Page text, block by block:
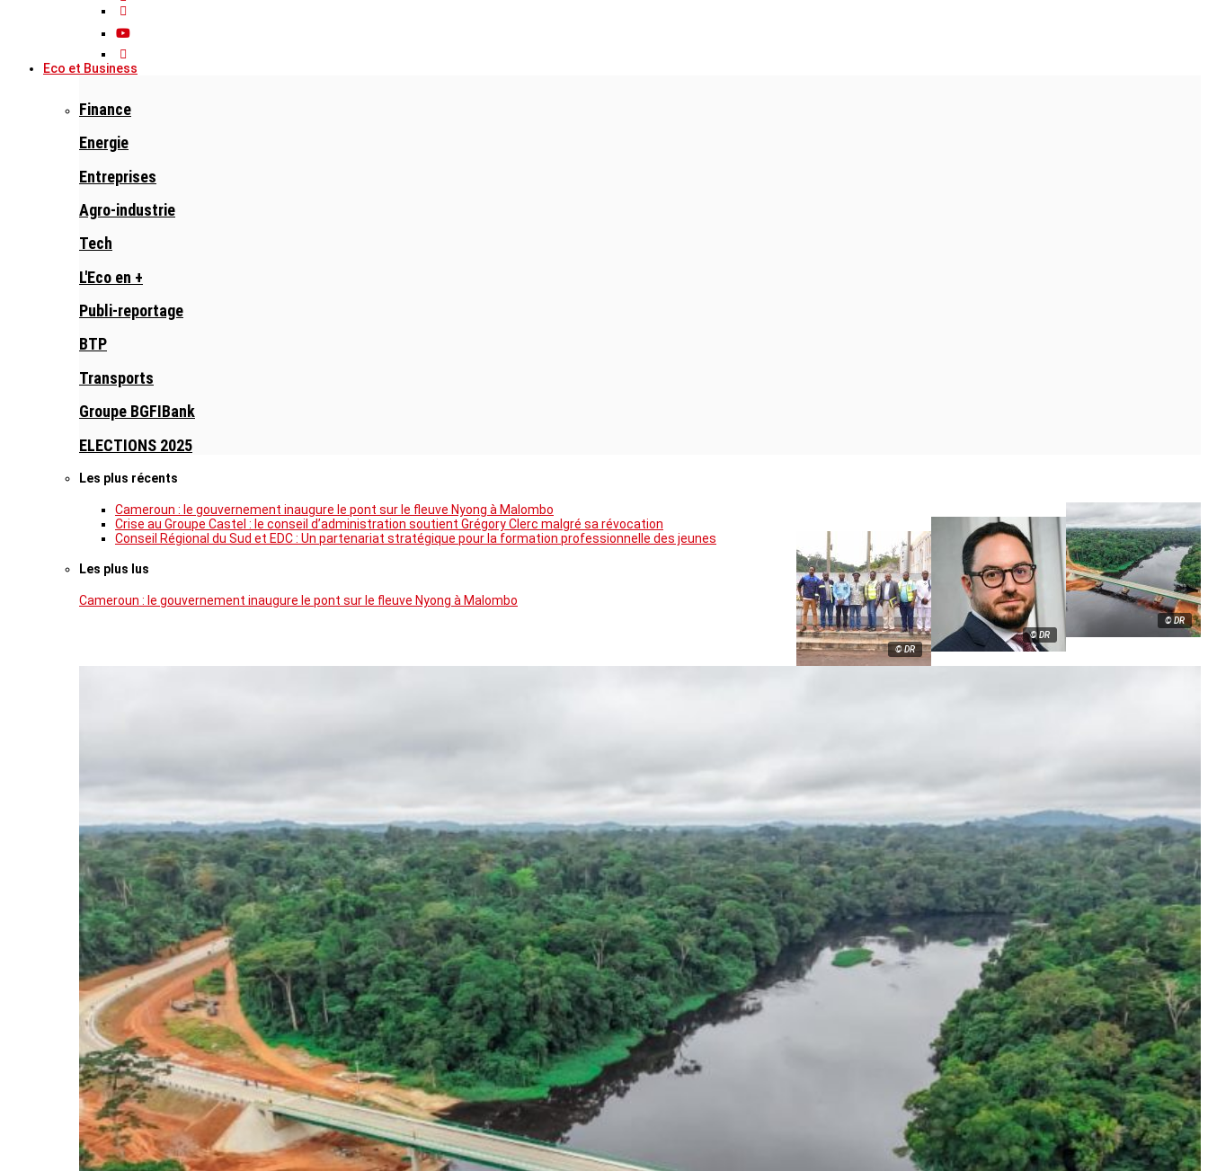
Eco et Business
Finance
Energie
Entreprises
Agro-industrie
Tech
L'Eco en +
Publi-reportage
BTP
Transports
Groupe BGFIBank
ELECTIONS 2025
Les plus récents
© DR
Cameroun : le gouvernement inaugure le pont sur le fleuve Nyong à Malombo
© DR
Crise au Groupe Castel : le conseil d’administration soutient Grégory Clerc malgré sa révocation
© DR
Conseil Régional du Sud et EDC : Un partenariat stratégique pour la formation professionnelle des jeunes
Les plus lus
Cameroun : le gouvernement inaugure le pont sur le fleuve Nyong à Malombo